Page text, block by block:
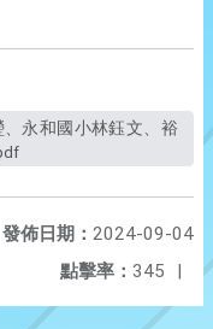
發佈日期： 2024-09-04
點擊率： 345 |